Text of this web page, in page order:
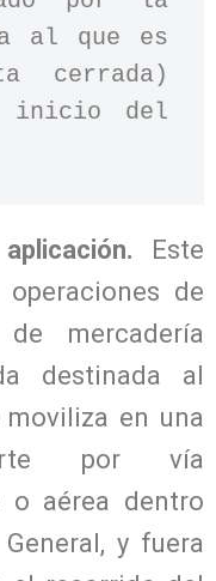
al que es
cerrada)
del
Este
de
mercadería
destinada al
en una
por vía
o aérea dentro
y fuera